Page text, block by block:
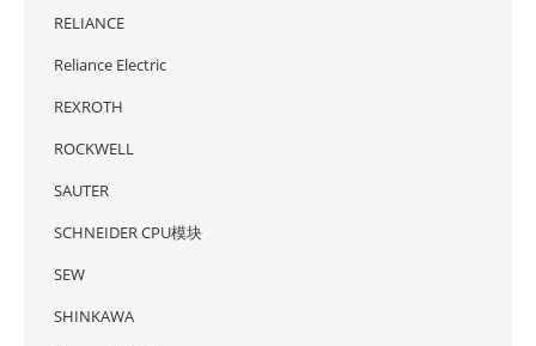
RELIANCE
Reliance Electric
REXROTH
ROCKWELL
SAUTER
SCHNEIDER CPU模块
SEW
SHINKAWA